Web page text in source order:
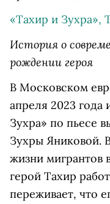
«Тахир и Зухра»,
История о
рождении героя
В Московском
апреля 2023 года
Зухра» по пьесе
Зухры Яниковой.
жизни мигрантов
герой Тахир
переживает, что